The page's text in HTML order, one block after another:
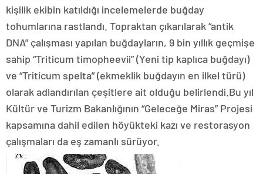
kişilik ekibin katıldığı incelemelerde buğday
tohumlarına rastlandı. Topraktan çıkarılarak “antik
DNA” çalışması yapılan buğdayların, 9 bin yıllık geçmişe
sahip “Triticum timopheevii” (Yeni tip kaplıca buğdayı)
ve “Triticum spelta” (ekmeklik buğdayın en ilkel türü)
olarak adlandırılan çeşitlere ait olduğu belirlendi.Bu yıl
Kültür ve Turizm Bakanlığının “Geleceğe Miras” Projesi
kapsamına dahil edilen höyükteki kazı ve restorasyon
çalışmaları da eş zamanlı sürüyor.